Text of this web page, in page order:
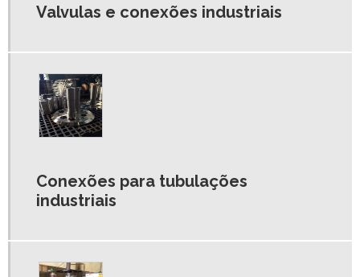
PESTANA INOX 304
Valvulas e conexões industriais
Conexões para tubulações
industriais